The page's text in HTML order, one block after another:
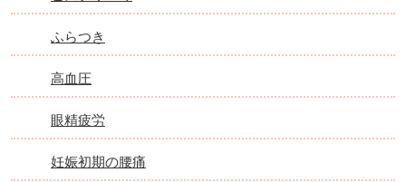
ふらつき
高血圧
眼精疲労
妊娠初期の腰痛